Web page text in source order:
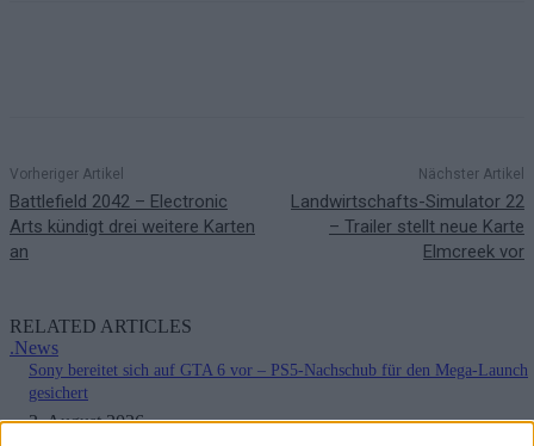
Vorheriger Artikel
Battlefield 2042 – Electronic
Arts kündigt drei weitere Karten
an
Nächster Artikel
Landwirtschafts-Simulator 22
– Trailer stellt neue Karte
Elmcreek vor
RELATED ARTICLES
.News
Sony bereitet sich auf GTA 6 vor – PS5-Nachschub für den Mega-Launch
gesichert
3. August 2026